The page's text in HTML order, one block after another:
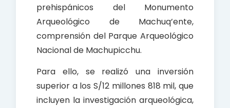
prehispánicos del Monumento
Arqueológico de Machuq’ente,
comprensión del Parque Arqueológico
Nacional de Machupicchu.
Para ello, se realizó una inversión
superior a los S/12 millones 818 mil, que
incluyen la investigación arqueológica,